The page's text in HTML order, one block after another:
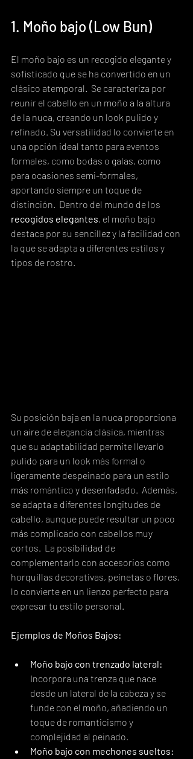
1. Moño bajo (Low Bun)
El moño bajo es un recogido elegante y
sofisticado que se ha convertido en un
clásico atemporal.  Se caracteriza por
reunir el cabello en un moño a la altura
de la nuca, creando un look pulido y
refinado. Su versatilidad lo convierte en
una opción ideal tanto para eventos
formales, como bodas o galas, como
para ocasiones semi-formales,
aportando siempre un toque de
distinción.  Dentro del mundo de los
recogidos elegantes, el moño bajo
destaca por su sencillez y la facilidad con
la que se adapta a diferentes estilos y
tipos de rostro.
Su posición baja en la nuca proporciona
un aire de elegancia clásica, mientras
que su adaptabilidad permite llevarlo
pulido para un look más formal o
ligeramente despeinado para un estilo
más romántico y desenfadado.  Además,
se adapta a diferentes longitudes de
cabello, aunque puede resultar un poco
más complicado con cabellos muy
cortos.  La posibilidad de
complementarlo con accesorios como
horquillas decorativas, peinetas o flores,
lo convierte en un lienzo perfecto para
expresar tu estilo personal.
Ejemplos de Moños Bajos:
Moño bajo con trenzado lateral:
Incorpora una trenza que nace
desde un lateral de la cabeza y se
funde con el moño, añadiendo un
toque de romanticismo y
complejidad al peinado.
Moño bajo con mechones sueltos: